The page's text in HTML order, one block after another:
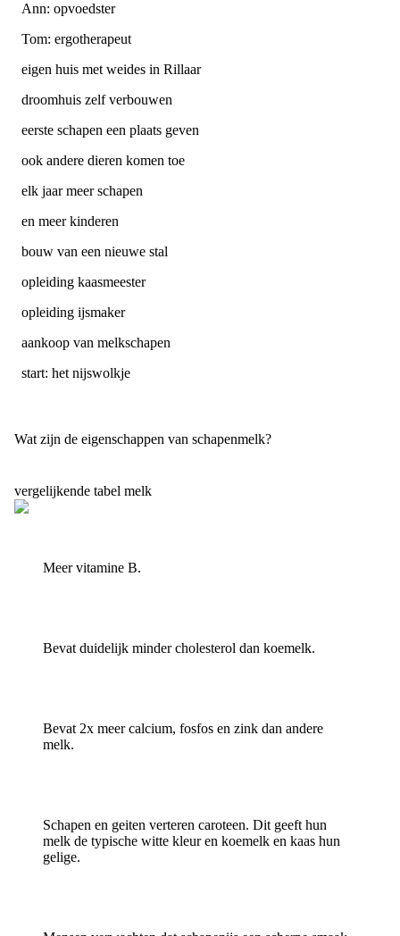
Ann: opvoedster
Tom: ergotherapeut
eigen huis met weides in Rillaar
droomhuis zelf verbouwen
eerste schapen een plaats geven
ook andere dieren komen toe
elk jaar meer schapen
en meer kinderen
bouw van een nieuwe stal
opleiding kaasmeester
opleiding ijsmaker
aankoop van melkschapen
start: het nijswolkje
Wat zijn de eigenschappen van schapenmelk?
vergelijkende tabel melk
Meer vitamine B.
Bevat duidelijk minder cholesterol dan koemelk.
Bevat 2x meer calcium, fosfos en zink dan andere
melk.
Schapen en geiten verteren caroteen. Dit geeft hun
melk de typische witte kleur en koemelk en kaas hun
gelige.